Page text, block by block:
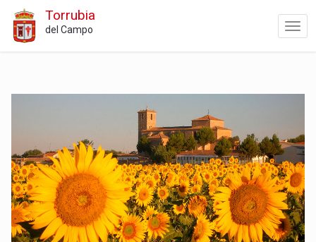
Torrubia
del Campo